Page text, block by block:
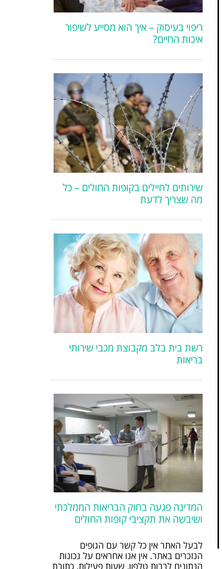
ריפוי בעיסוק – איך הוא מסייע לשיפור
איכות החיים?
שירותים לחיילים בקופות החולים – כל
מה שצריך לדעת
רשת בית בלב מקבוצת מכבי שירותי
בריאות
המדינה פגעה בחוק הבריאות הממלכתי
ושיבשה את תקציבי קופות החולים
לבעל האתר אין כל קשר עם הגופים
הנזכרים באתר. אין אנו אחראים על נכונות
הנתונים לרבות טלפון, שעות פעילות, כתובת